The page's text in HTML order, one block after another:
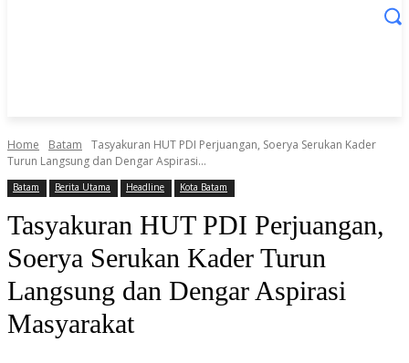
Home Batam
Tasyakuran HUT PDI Perjuangan, Soerya Serukan Kader
Turun Langsung dan Dengar Aspirasi...
Batam Berita Utama Headline Kota Batam
Tasyakuran HUT PDI Perjuangan,
Soerya Serukan Kader Turun
Langsung dan Dengar Aspirasi
Masyarakat